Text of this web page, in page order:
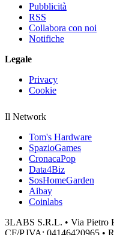
Pubblicità
RSS
Collabora con noi
Notifiche
Legale
Privacy
Cookie
Il Network
Tom's Hardware
SpazioGames
CronacaPop
Data4Biz
SosHomeGarden
Aibay
Coinlabs
3LABS S.R.L. • Via Pietro
CF/P.IVA: 04146420965 •